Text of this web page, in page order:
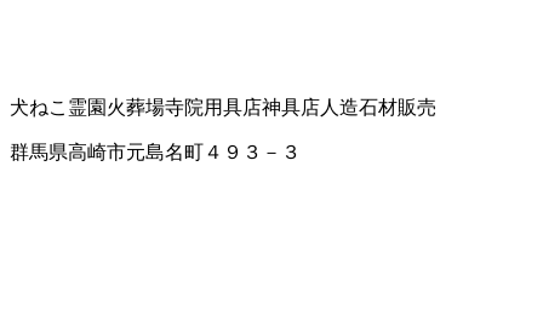
犬ねこ霊園 火葬場寺院用具店神具店人造石材販売
群馬県高崎市元島名町４９３－３